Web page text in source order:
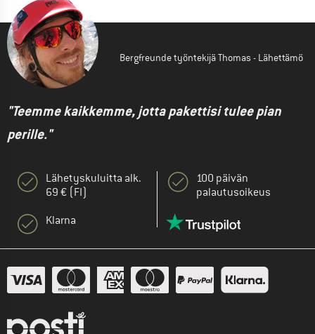
Bergfreunde työntekijä Thomas - Lähettämö
"Teemme kaikkemme, jotta pakettisi tulee pian
perille."
Lähetyskuluitta alk.
69 € (FI)
Klarna
100 päivän
palautusoikeus